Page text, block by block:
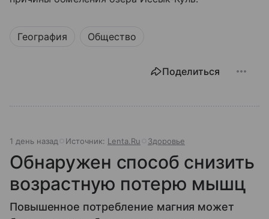
География Общество
Поделиться
1 день назад Источник: Lenta.Ru Здоровье
Обнаружен способ снизить
возрастную потерю мышц
Повышенное потребление магния может